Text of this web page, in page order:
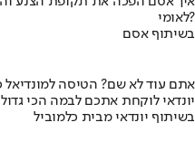
לאומי?
בשיתוף אסם
אתם עוד לא שם? הטיסה למונדיאל
יונדאי לוקחת אתכם לבמה הכי
בשיתוף יונדאי מבית כלמוביל